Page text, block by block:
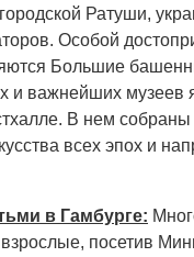
Ратуши,
Особой
Большие
и важнейших музеев
В нем
всех эпох и
в Гамбурге:
взрослые, посетив